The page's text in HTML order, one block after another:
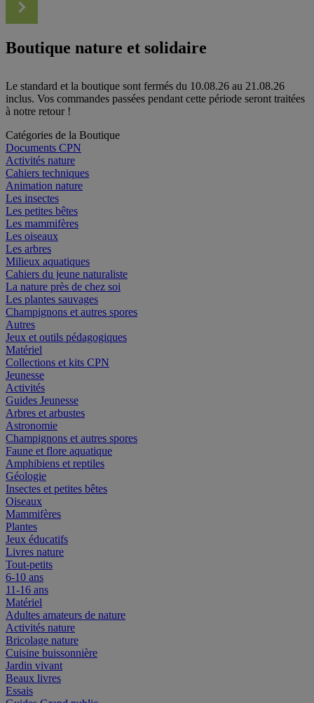
Boutique nature et solidaire
Le standard et la boutique sont fermés du 10.08.26 au 21.08.26
inclus. Vos commandes passées pendant cette période seront traitées
à notre retour !
Catégories de la Boutique
Documents CPN
Activités nature
Cahiers techniques
Animation nature
Les insectes
Les petites bêtes
Les mammifères
Les oiseaux
Les arbres
Milieux aquatiques
Cahiers du jeune naturaliste
La nature près de chez soi
Les plantes sauvages
Champignons et autres spores
Autres
Jeux et outils pédagogiques
Matériel
Collections et kits CPN
Jeunesse
Activités
Guides Jeunesse
Arbres et arbustes
Astronomie
Champignons et autres spores
Faune et flore aquatique
Amphibiens et reptiles
Géologie
Insectes et petites bêtes
Oiseaux
Mammifères
Plantes
Jeux éducatifs
Livres nature
Tout-petits
6-10 ans
11-16 ans
Matériel
Adultes amateurs de nature
Activités nature
Bricolage nature
Cuisine buissonnière
Jardin vivant
Beaux livres
Essais